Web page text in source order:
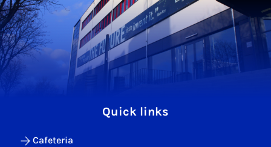
Quick links
Cafeteria